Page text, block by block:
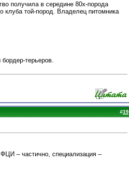
получила в середине 80х-порода
клуба той-пород. Владелец питомника
терьеров.
#19
– частично, специализация –